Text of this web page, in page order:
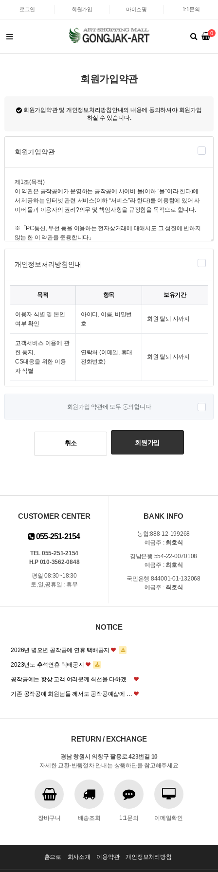
로그인 회원가입 마이쇼핑 1:1문의
0
회원가입약관
회원가입약관 및 개인정보처리방침안내의 내용에 동의하셔야 회원가입
하실 수 있습니다.
회원가입약관
개인정보처리방침안내
목적 항목 보유기간
이용자 식별 및 본인
여부 확인
아이디, 이름, 비밀번
호
회원 탈퇴 시까지
고객서비스 이용에 관
한 통지,
CS대응을 위한 이용
자 식별
연락처 (이메일, 휴대
전화번호)
회원 탈퇴 시까지
회원가입 약관에 모두 동의합니다
취소 회원가입
CUSTOMER CENTER
055-251-2154
TEL 055-251-2154
H.P 010-3562-0848
평일 08:30~18:30
토,일,공휴일 : 휴무
BANK INFO
농협:888-12-199268
예금주 : 최호식
경남은행 554-22-0070108
예금주 : 최호식
국민은행 844001-01-132068
예금주 : 최호식
NOTICE
2026년 병오년 공작공예 연휴 택배공지
2023년도 추석연휴 택배공지
공작공예는 항상 고객 여러분께 최선을 다하겠…
기존 공작공예 회원님들 께서도 공작공예샵에 …
RETURN / EXCHANGE
경남 창원시 의창구 팔용로 423번길 10
자세한 교환·반품절차 안내는 상품하단을 참고해주세요
장바구니 배송조회 1:1문의 이메일확인
홈으로 회사소개 이용약관 개인정보처리방침